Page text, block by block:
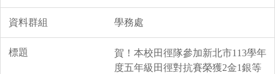
學務處
賀！本校田徑隊參加新北市113學年
度五年級田徑對抗賽榮獲2金1銀等